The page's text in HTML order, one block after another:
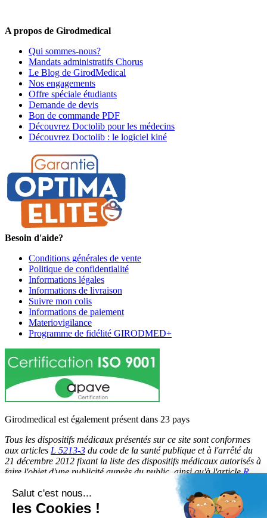
A propos de Girodmedical
Qui sommes-nous?
Mandats administratifs Chorus
Le Blog de GirodMedical
Nos engagements
Offre spéciale étudiants
Demande de devis
Bon de commande PDF
Découvrez Doctolib pour les médecins
Découvrez Doctolib : le logiciel kiné
Besoin d'aide?
Conditions générales de vente
Politique de confidentialité
Informations légales
Informations de livraison
Suivre mon colis
Informations de paiement
Materiovigilance
Programme de fidélité GIRODMED+
Girodmedical est également présent dans 23 pays
Tous les dispositifs médicaux présentés sur ce site sont conformes
aux articles L 5213-3 du code de la santé publique et à l'arrêté du
21 décembre 2012 fixant la liste des dispositifs médicaux autorisés à
faire l'objet d'une publicité auprès du public, ainsi qu'à l'articleR
du code de la santé publique. Par conséquent, ils peuvent
être légalement promus et rendus accessibles au public.
© 2026 Girodmedical. Tous droits réservés.
Salut c'est nous...
les Cookies !